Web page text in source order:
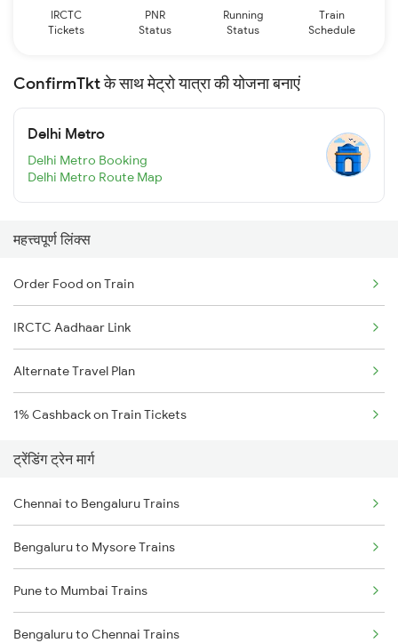
IRCTC
Tickets
PNR
Status
Running
Status
Train
Schedule
ConfirmTkt के साथ मेट्रो यात्रा की योजना बनाएं
Delhi Metro
Delhi Metro Booking
Delhi Metro Route Map
महत्त्वपूर्ण लिंक्स
Order Food on Train
IRCTC Aadhaar Link
Alternate Travel Plan
1% Cashback on Train Tickets
ट्रेंडिंग ट्रेन मार्ग
Chennai to Bengaluru Trains
Bengaluru to Mysore Trains
Pune to Mumbai Trains
Bengaluru to Chennai Trains